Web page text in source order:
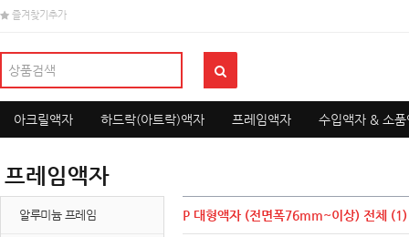
즐겨찾기추가
아크릴액자 하드락(아트락)액자 프레임액자 수입액자 & 소품
프레임액자
알루미늄 프레임 P 대형액자 (전면폭76mm~이상) 전체 (1)